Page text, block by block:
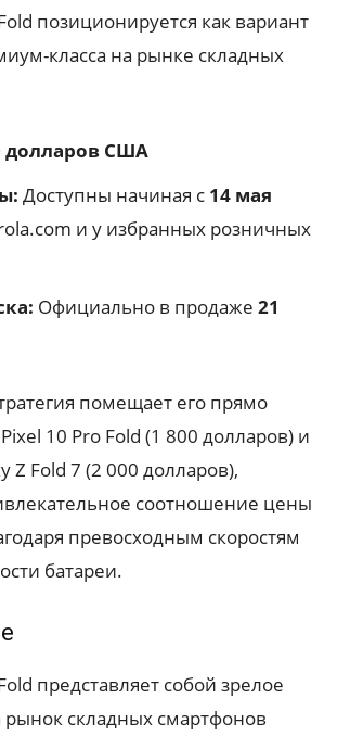
позиционируется как вариант
класса на рынке складных
долларов США
Доступны начиная с 14 мая
и у избранных розничных
Официально в продаже 21
помещает его прямо
10 Pro Fold (1 800 долларов) и
Z Fold 7 (2 000 долларов),
соотношение цены
превосходным скоростям
батареи.
представляет собой зрелое
складных смартфонов